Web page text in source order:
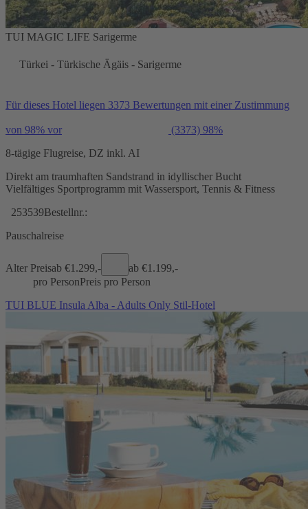
TUI MAGIC LIFE Sarigerme
Türkei - Türkische Ägäis - Sarigerme
Für dieses Hotel liegen 3373 Bewertungen mit einer Zustimmung
von 98% vor (3373) 98%
8-tägige Flugreise, DZ inkl. AI
Direkt am traumhaften Sandstrand in idyllischer Bucht
Vielfältiges Sportprogramm mit Wassersport, Tennis & Fitness
253539Bestellnr.:
Pauschalreise
Alter Preisab €1.299,- ab €1.199,-
pro PersonPreis pro Person
TUI BLUE Insula Alba - Adults Only Stil-Hotel